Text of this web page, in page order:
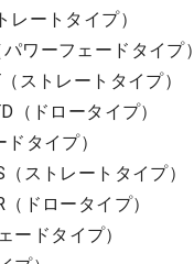
ートタイプ）
ワーフェードタイプ）
トレートタイプ）
ドロータイプ）
タイプ）
ストレートタイプ）
ドロータイプ）
ードタイプ）